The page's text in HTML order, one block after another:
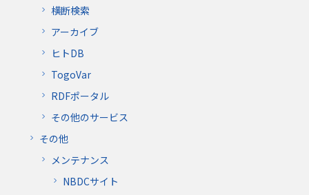
横断検索
アーカイブ
ヒトDB
TogoVar
RDFポータル
その他のサービス
その他
メンテナンス
NBDCサイト